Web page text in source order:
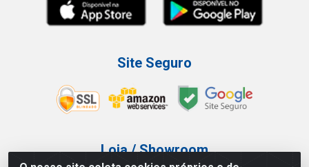
Site Seguro
Loja / Showroom